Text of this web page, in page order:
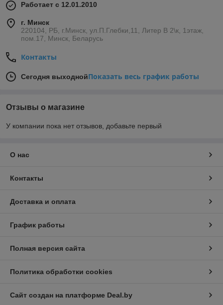
Работает с 12.01.2010
г. Минск
220104, РБ, г.Минск, ул.П.Глебки,11, Литер В 2\к, 1этаж,
пом.17, Минск, Беларусь
Контакты
Сегодня выходнойПоказать весь график работы
Отзывы о магазине
У компании пока нет отзывов, добавьте первый
О нас
Контакты
Доставка и оплата
График работы
Полная версия сайта
Политика обработки cookies
Сайт создан на платформе Deal.by